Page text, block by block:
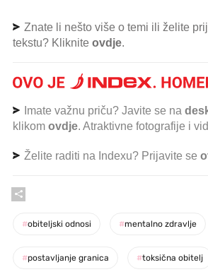
Znate li nešto više o temi ili želite
tekstu? Kliknite ovdje.
Imate važnu priču? Javite se na
klikom ovdje. Atraktivne fotografije i
Želite raditi na Indexu? Prijavite se
#obiteljski odnosi #mentalno zdravlje
#postavljanje granica #toksična obitelj